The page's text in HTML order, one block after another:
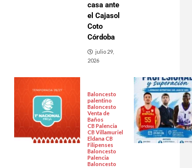
casa ante
el Cajasol
Coto
Córdoba
julio 29,
2026
Baloncesto
palentino
Baloncesto
Venta de
Baños
CB Palencia
CB Villamuriel
Eldana CB
Filipenses
Baloncesto
Palencia
Baloncesto